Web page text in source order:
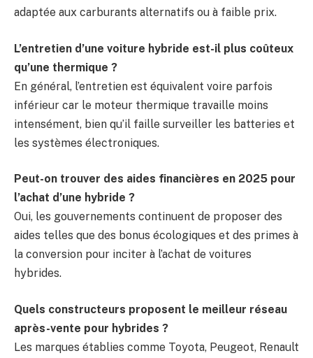
adaptée aux carburants alternatifs ou à faible prix.
L’entretien d’une voiture hybride est-il plus coûteux
qu’une thermique ?
En général, l’entretien est équivalent voire parfois
inférieur car le moteur thermique travaille moins
intensément, bien qu’il faille surveiller les batteries et
les systèmes électroniques.
Peut-on trouver des aides financières en 2025 pour
l’achat d’une hybride ?
Oui, les gouvernements continuent de proposer des
aides telles que des bonus écologiques et des primes à
la conversion pour inciter à l’achat de voitures
hybrides.
Quels constructeurs proposent le meilleur réseau
après-vente pour hybrides ?
Les marques établies comme Toyota, Peugeot, Renault